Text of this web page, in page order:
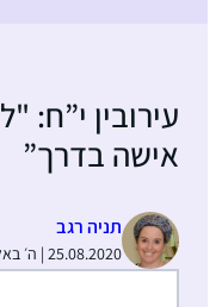
עירובין י”ח:
אישה בדרך”
תניה רגב
25.08.2020 | ה׳ באלול תש״פ